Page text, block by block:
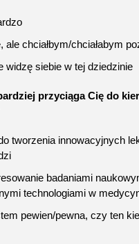
ale chciałbym/chciałabym
widzę siebie w tej dziedzinie
przyciąga Cię do
tworzenia innowacyjnych
badaniami
technologiami w
pewien/pewna, czy ten